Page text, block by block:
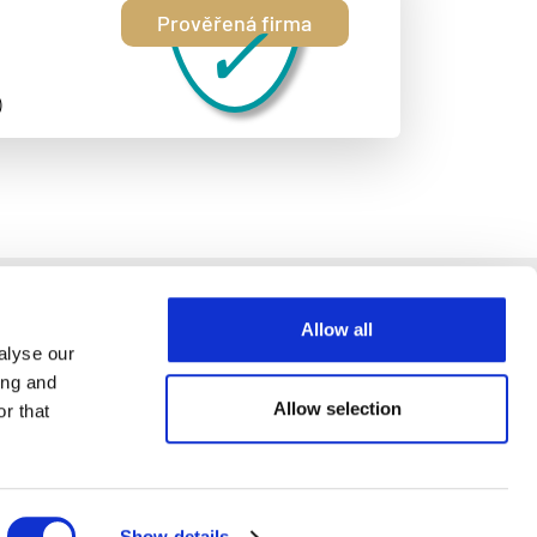
our
and
that
Allow all
Allow selection
Prověřená firma
✓